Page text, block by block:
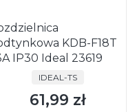
KDB-F18T
IP30 Ideal 23619
PRODUCENT
IDEAL-TS
Cena
61,99 zł